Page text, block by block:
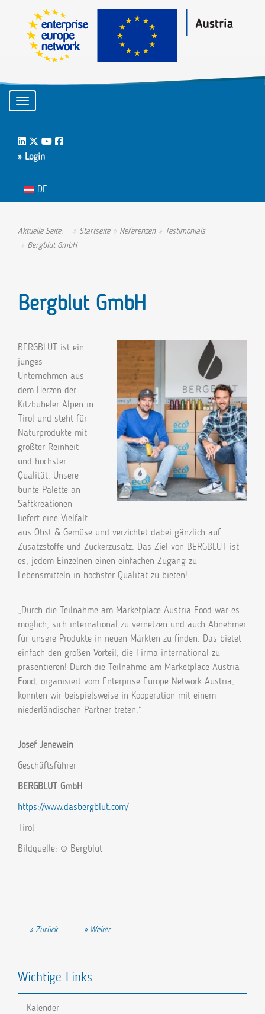
Toggle navigation
LinkedIn
Twitter
Youtube
Facebook
» Login
Sprache auswählen
DE
Aktuelle Seite: Startseite Referenzen
Testimonials
Bergblut GmbH
Bergblut GmbH
BERGBLUT ist ein
junges
Unternehmen aus
dem Herzen der
Kitzbüheler Alpen in
Tirol und steht für
Naturprodukte mit
größter Reinheit
und höchster
Qualität. Unsere
bunte Palette an
Saftkreationen
liefert eine Vielfalt
aus Obst & Gemüse und verzichtet dabei gänzlich auf
Zusatzstoffe und Zuckerzusatz. Das Ziel von BERGBLUT ist
es, jedem Einzelnen einen einfachen Zugang zu
Lebensmitteln in höchster Qualität zu bieten!
„Durch die Teilnahme am Marketplace Austria Food war es
möglich, sich international zu vernetzen und auch Abnehmer
für unsere Produkte in neuen Märkten zu finden. Das bietet
einfach den großen Vorteil, die Firma international zu
präsentieren! Durch die Teilnahme am Marketplace Austria
Food, organisiert vom Enterprise Europe Network Austria,
konnten wir beispielsweise in Kooperation mit einem
niederländischen Partner treten.“
Josef Jenewein
Geschäftsführer
BERGBLUT GmbH
https://www.dasbergblut.com/
Tirol
Bildquelle: © Bergblut
Vorheriger Beitrag: Eisbär Sportmoden GmbH
Zurück Nächster Beitrag: Eyecre.at GmbH
Weiter
Wichtige Links
Kalender